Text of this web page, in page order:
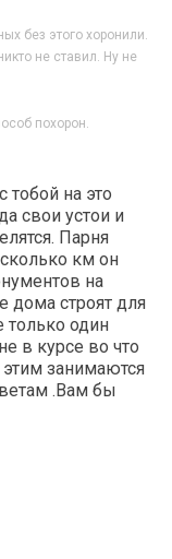
без этого хоронили.
не ставил. Ну не
похорон.
тобой на это
свои устои и
Парня
км он
на
строят для
только один
в курсе во что
занимаются
.Вам бы